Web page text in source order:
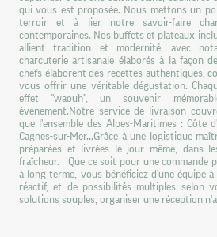
qui vous est proposée. Nous mettons un
terroir et à lier notre savoir-faire
contemporaines. Nos buffets et plateaux
allient tradition et modernité, avec
charcuterie artisanale élaborés à la façon
chefs élaborent des recettes authentiques,
vous offrir une véritable dégustation.
effet "waouh", un souvenir
événement.Notre service de livraison
que l'ensemble des Alpes-Maritimes : Côte
Cagnes-sur-Mer...Grâce à une logistique
préparées et livrées le jour même, dans
fraîcheur. Que ce soit pour une commande
à long terme, vous bénéficiez d'une équipe
réactif, et de possibilités multiples selon
solutions souples, organiser une réception